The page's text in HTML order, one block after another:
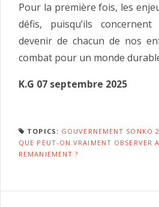
Pour la première fois, les
défis, puisqu’ils
devenir de chacun de nos
combat pour un monde
K.G 07 septembre 2025
TOPICS: GOUVERNEMENT SONKO
QUE PEUT-ON VRAIMENT OBSERVER
REMANIEMENT ?